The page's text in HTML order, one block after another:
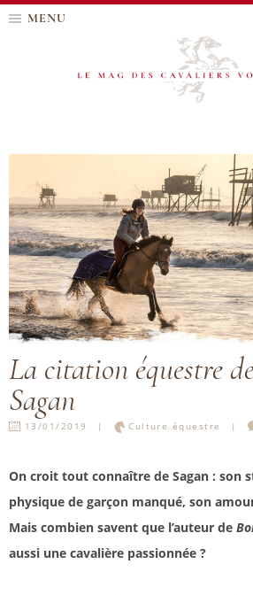
MENU
La citation équestre
Sagan
13/01/2019 Culture équestre
On croit tout connaître de Sagan : son
physique de garçon manqué, son
Mais combien savent que l’auteur de
aussi une cavalière passionnée ?